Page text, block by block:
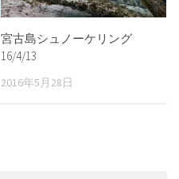
宮古島シュノーケリング
16/4/13
2016年5月28日